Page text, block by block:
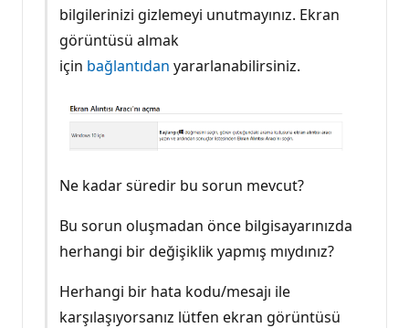
bilgilerinizi gizlemeyi unutmayınız. Ekran
görüntüsü almak
için bağlantıdan yararlanabilirsiniz.
Ne kadar süredir bu sorun mevcut?
Bu sorun oluşmadan önce bilgisayarınızda
herhangi bir değişiklik yapmış mıydınız?
Herhangi bir hata kodu/mesajı ile
karşılaşıyorsanız lütfen ekran görüntüsü